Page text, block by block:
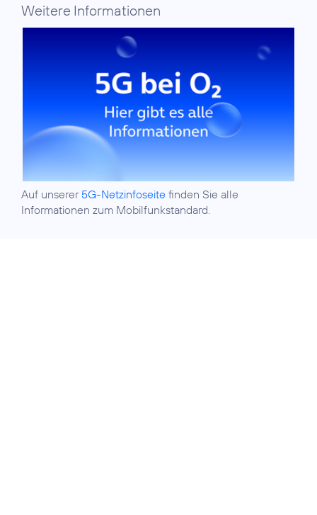
Weitere Informationen
Auf unserer 5G-Netzinfoseite finden Sie alle
Informationen zum Mobilfunkstandard.